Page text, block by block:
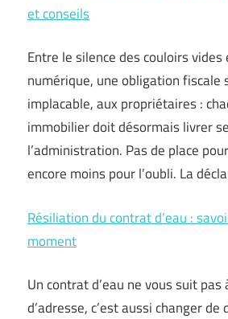
et conseils
Entre le silence des couloirs
numérique, une obligation fiscale
implacable, aux propriétaires :
immobilier doit désormais livrer
l’administration. Pas de place
encore moins pour l’oubli. La
Résiliation du contrat d’eau :
moment
Un contrat d’eau ne vous suit pas
d’adresse, c’est aussi changer